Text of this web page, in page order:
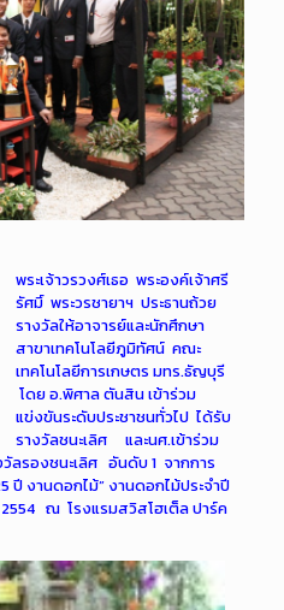
พระเจ้าวรวงศ์เธอ พระองค์เจ้าศรี
รัศมิ์ พระวรชายาฯ ประธานถ้วย
รางวัลให้อาจารย์และนักศึกษา
สาขาเทคโนโลยีภูมิทัศน์ คณะ
เทคโนโลยีการเกษตร มทร.ธัญบุรี
โดย อ.พิศาล ตันสิน เข้าร่วม
แข่งขันระดับประชาชนทั่วไป ได้รับ
รางวัลชนะเลิศ และนศ.เข้าร่วม
ลรองชนะเลิศ อันดับ 1 จากการ
งานดอกไม้” งานดอกไม้ประจำปี
ณ โรงแรมสวิสโฮเต็ล ปาร์ค